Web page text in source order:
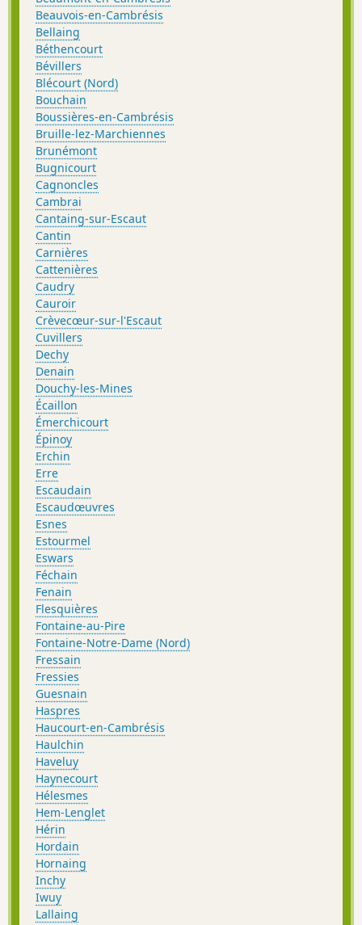
Beauvois-en-Cambrésis
Bellaing
Béthencourt
Bévillers
Blécourt (Nord)
Bouchain
Boussières-en-Cambrésis
Bruille-lez-Marchiennes
Brunémont
Bugnicourt
Cagnoncles
Cambrai
Cantaing-sur-Escaut
Cantin
Carnières
Cattenières
Caudry
Cauroir
Crèvecœur-sur-l'Escaut
Cuvillers
Dechy
Denain
Douchy-les-Mines
Écaillon
Émerchicourt
Épinoy
Erchin
Erre
Escaudain
Escaudœuvres
Esnes
Estourmel
Eswars
Féchain
Fenain
Flesquières
Fontaine-au-Pire
Fontaine-Notre-Dame (Nord)
Fressain
Fressies
Guesnain
Haspres
Haucourt-en-Cambrésis
Haulchin
Haveluy
Haynecourt
Hélesmes
Hem-Lenglet
Hérin
Hordain
Hornaing
Inchy
Iwuy
Lallaing